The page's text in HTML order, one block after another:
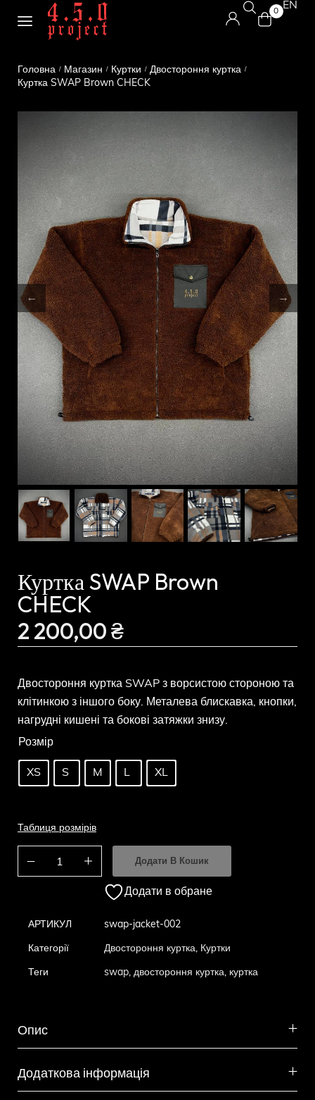
0 EN
Головна / Магазин / Куртки / Двостороння куртка /
Куртка SWAP Brown CHECK
Куртка SWAP Brown
CHECK
2 200,00₴
Двостороння куртка SWAP з ворсистою стороною та
клітинкою з іншого боку. Металева блискавка, кнопки,
нагрудні кишені та бокові затяжки знизу.
Розмір
XS S M L XL
Таблиця розмірів
Додати В Кошик
Додати в обране
АРТИКУЛ swap-jacket-002
Категорії Двостороння куртка, Куртки
Теги swap, двостороння куртка, куртка
Опис
Додаткова інформація